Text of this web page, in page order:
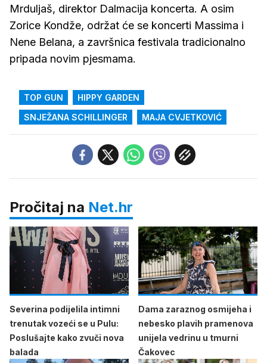
Mrduljaš, direktor Dalmacija koncerta. A osim
Zorice Kondže, održat će se koncerti Massima i
Nene Belana, a završnica festivala tradicionalno
pripada novim pjesmama.
TOP GUN
HIPPY GARDEN
SNJEŽANA SCHILLINGER
MAJA CVJETKOVIĆ
Pročitaj na Net.hr
Severina podijelila intimni
trenutak vozeći se u Pulu:
Poslušajte kako zvuči nova
balada
Dama zaraznog osmijeha i
nebesko plavih pramenova
unijela vedrinu u tmurni
Čakovec